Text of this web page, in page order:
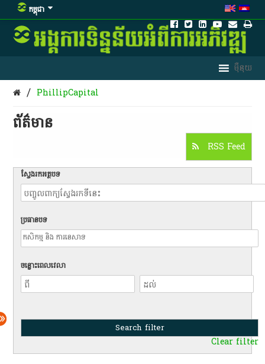
កម្ពុជា
/ PhillipCapital
ព័ត៌មាន​
RSS Feed
ស្វែងរកអត្ថបទ
ប្រធានបទ
ចន្លោះពេលវេលា
Clear filter